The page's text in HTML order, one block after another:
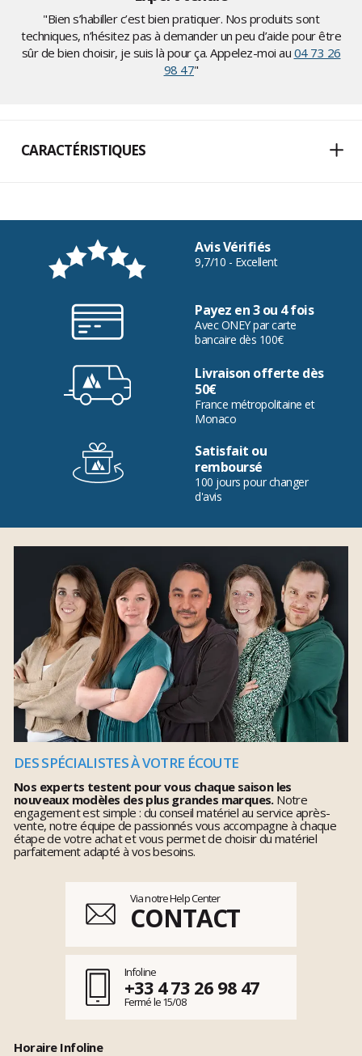
"Bien s’habiller c’est bien pratiquer. Nos produits sont
techniques, n’hésitez pas à demander un peu d’aide pour être
sûr de bien choisir, je suis là pour ça. Appelez-moi au 04 73 26
98 47"
CARACTÉRISTIQUES
Avis Vérifiés
9,7/10 - Excellent
Payez en 3 ou 4 fois
Avec ONEY par carte
bancaire dès 100€
Livraison offerte dès
50€
France métropolitaine et
Monaco
Satisfait ou
remboursé
100 jours pour changer
d'avis
DES SPÉCIALISTES À VOTRE ÉCOUTE
Nos experts testent pour vous chaque saison les
nouveaux modèles des plus grandes marques.Notre
engagement est simple : du conseil matériel au service après-
vente, notre équipe de passionnés vous accompagne à chaque
étape de votre achat et vous permet de choisir du matériel
parfaitement adapté à vos besoins.
Via notre Help Center
CONTACT
Infoline
+33 4 73 26 98 47
Fermé le 15/08
Horaire Infoline